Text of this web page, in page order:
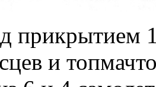
прикрытием
и